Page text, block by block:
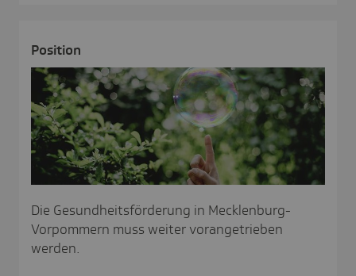
Posi­tion
Die Gesundheitsförderung in Mecklenburg-
Vorpommern muss weiter vorangetrieben
werden.